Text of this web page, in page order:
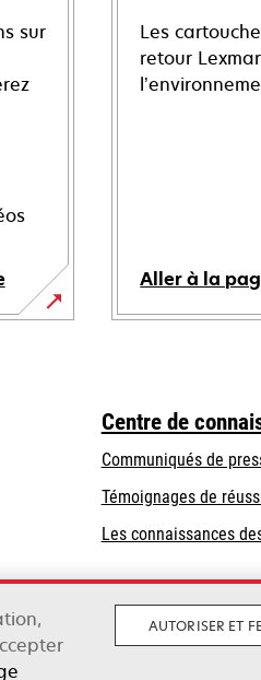
sur
Les
retour
Aller à la
Centre de
Communiqués de
Témoignages de
Les connaissances
AUTORISER ET